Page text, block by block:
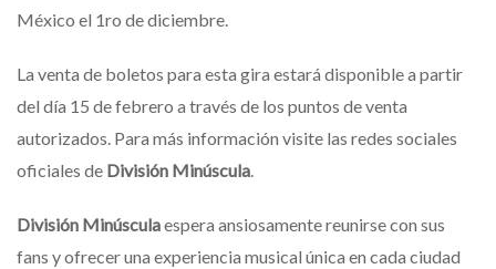
México el 1ro de diciembre.
La venta de boletos para esta gira estará disponible a partir
del día 15 de febrero a través de los puntos de venta
autorizados. Para más información visite las redes sociales
oficiales de División Minúscula.
División Minúsculaespera ansiosamente reunirse con sus
fans y ofrecer una experiencia musical única en cada ciudad